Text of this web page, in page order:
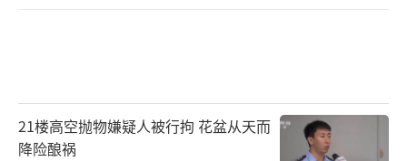
21楼高空抛物嫌疑人被行拘 花盆从天而
降险酿祸